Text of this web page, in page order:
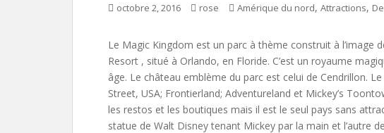
octobre 2, 2016 rose Amérique du nord, Attractions,
Le Magic Kingdom est un parc à thème construit à l’image
Resort , situé à Orlando, en Floride. C’est un royaume
âge. Le château emblème du parc est celui de Cendrillon.
Street, USA; Frontierland; Adventureland et Mickey’s
les restos et les boutiques mais il est le seul pays sans
statue de Walt Disney tenant Mickey par la main et l’autre